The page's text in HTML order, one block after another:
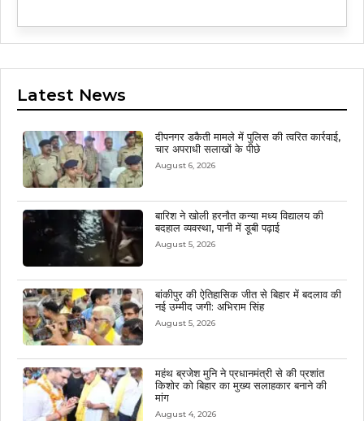
Latest News
दीपनगर डकैती मामले में पुलिस की त्वरित कार्रवाई,
चार अपराधी सलाखों के पीछे
August 6, 2026
बारिश ने खोली हरनौत कन्या मध्य विद्यालय की
बदहाल व्यवस्था, पानी में डूबी पढ़ाई
August 5, 2026
बांकीपुर की ऐतिहासिक जीत से बिहार में बदलाव की
नई उम्मीद जगी: अभिराम सिंह
August 5, 2026
महंथ ब्रजेश मुनि ने प्रधानमंत्री से की प्रशांत
किशोर को बिहार का मुख्य सलाहकार बनाने की
मांग
August 4, 2026